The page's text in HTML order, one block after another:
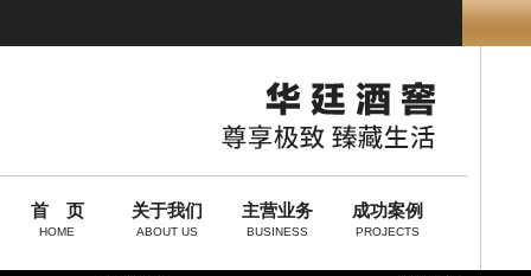
首 页
HOME
关于我们
ABOUT US
主营业务
BUSINESS
成功案例
PROJECTS